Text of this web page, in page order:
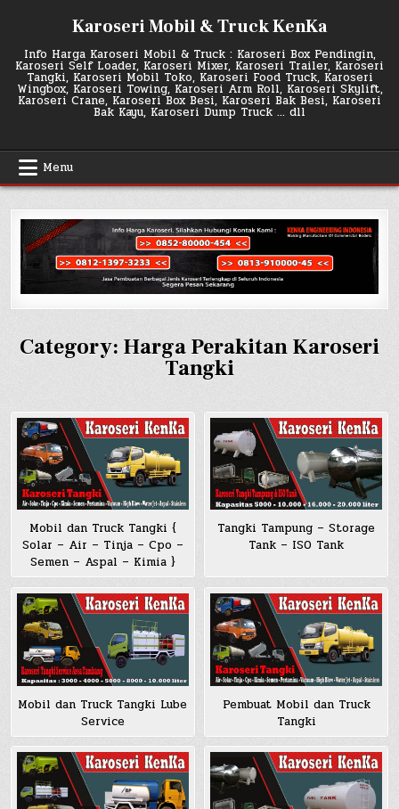
Karoseri Mobil & Truck KenKa
Info Harga Karoseri Mobil & Truck : Karoseri Box Pendingin,
Karoseri Self Loader, Karoseri Mixer, Karoseri Trailer, Karoseri
Tangki, Karoseri Mobil Toko, Karoseri Food Truck, Karoseri
Wingbox, Karoseri Towing, Karoseri Arm Roll, Karoseri Skylift,
Karoseri Crane, Karoseri Box Besi, Karoseri Bak Besi, Karoseri
Bak Kayu, Karoseri Dump Truck … dll
Menu
Category: Harga Perakitan Karoseri
Tangki
Mobil dan Truck Tangki {
Solar – Air – Tinja – Cpo –
Semen – Aspal – Kimia }
Tangki Tampung – Storage
Tank – ISO Tank
Mobil dan Truck Tangki Lube
Service
Pembuat Mobil dan Truck
Tangki